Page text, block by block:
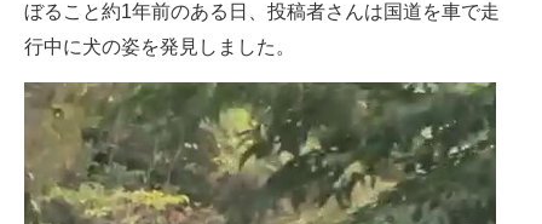
ぼること約1年前のある日、投稿者さんは国道を車で走
行中に犬の姿を発見しました。